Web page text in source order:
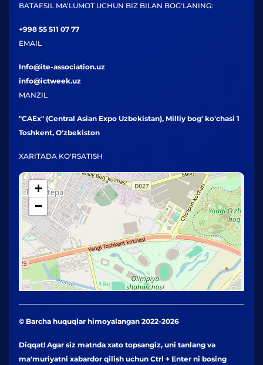
BATAFSIL MA'LUMOT UCHUN BIZ BILAN BOG'LANING:
+998 55 511 07 77
EMAIL
Info@ite-association.uz
info@ictweek.uz
MANZIL
"CAEx" (Central Asian Expo Uzbekistan), Milliy bog' ko'chasi 1
Toshkent, O'zbekiston
XARITADA KO'RSATISH
+
−
© Barcha huquqlar himoyalangan 2022-2026
Diqqat! Agar siz matnda xato topsangiz, uni tanlang va
ma'muriyatni xabardor qilish uchun Ctrl + Enter ni bosing